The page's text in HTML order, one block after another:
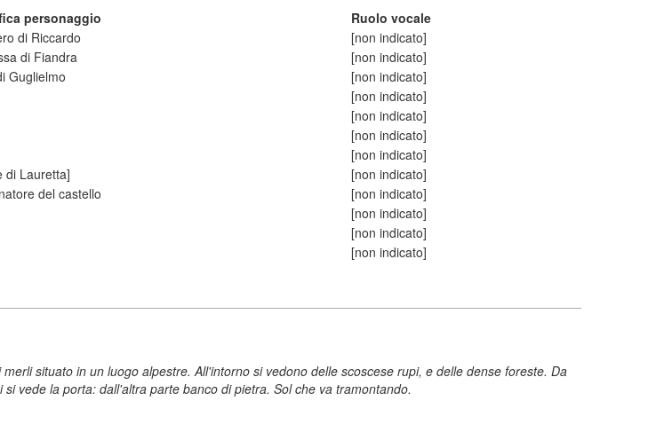
personaggio
Ruolo vocale
di Riccardo
[non indicato]
di Fiandra
[non indicato]
Guglielmo
[non indicato]
[non indicato]
[non indicato]
[non indicato]
[non indicato]
di Lauretta]
[non indicato]
del castello
[non indicato]
[non indicato]
[non indicato]
[non indicato]
situato in un luogo alpestre. All'intorno si vedono delle scoscese rupi, e delle dense foreste. Da
vede la porta: dall'altra parte banco di pietra. Sol che va tramontando.